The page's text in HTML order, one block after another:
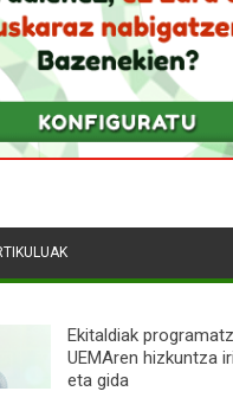
Ekitaldiak
UEMAren hizkuntza
eta gida